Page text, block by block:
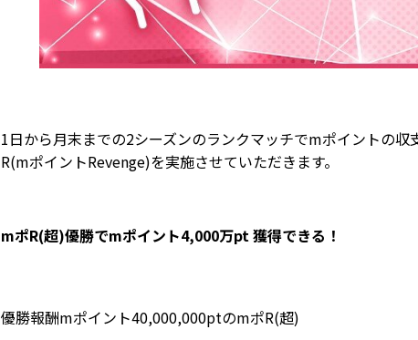
1日から月末までの2シーズンのランクマッチでmポイントの
R(mポイントRevenge)を実施させていただきます。
mポR(超)優勝でmポイント4,000万pt 獲得できる！
優勝報酬mポイント40,000,000ptのmポR(超)